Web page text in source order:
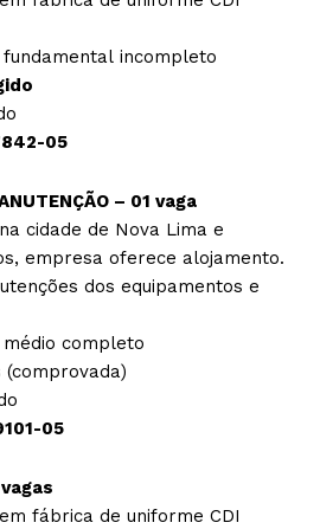
fundamental incompleto
05
– 01 vaga
cidade de Nova Lima e
empresa oferece alojamento.
dos equipamentos e
médio completo
(comprovada)
05
fábrica de uniforme CDI